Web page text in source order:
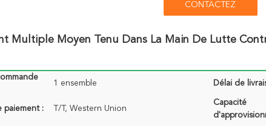
CONTACTEZ
Multiple Moyen Tenu Dans La Main De Lutte
1 ensemble Délai de
paiement : T/T, Western Union
Capacité